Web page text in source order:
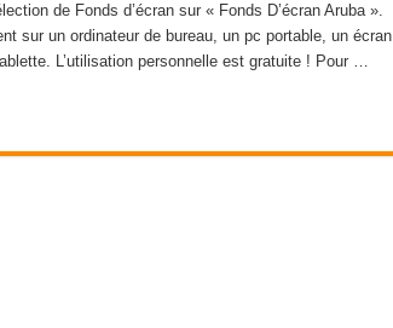
de Fonds d’écran sur « Fonds D’écran Aruba ».
sur un ordinateur de bureau, un pc portable, un écran
L’utilisation personnelle est gratuite ! Pour …